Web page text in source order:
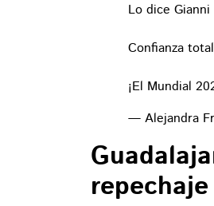
Lo dice
Confianza
¡El Mundial
— Alejandra
repechaje